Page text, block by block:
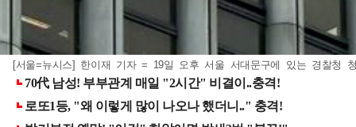
[서울=뉴시스] 한이재 기자 = 19일 오후 서울 서대문구에 있는 경찰청